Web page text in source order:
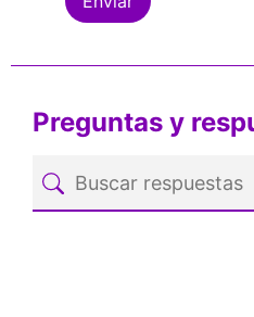
Preguntas y